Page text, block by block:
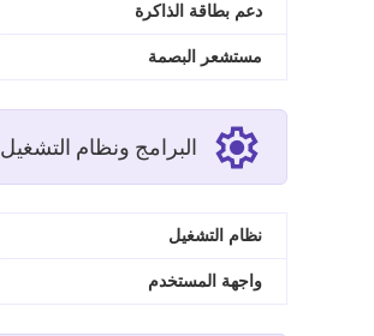
دعم بطاقة الذاكرة
مستشعر البصمة
البرامج ونظام التشغيل
نظام التشغيل
واجهة المستخدم